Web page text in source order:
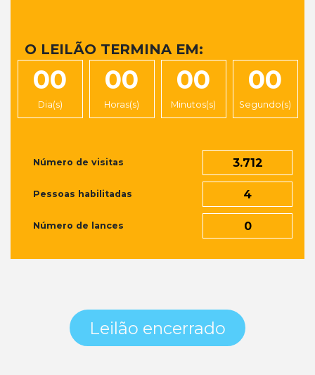
O LEILÃO TERMINA EM:
00
Dia(s)
00
Horas(s)
00
Minutos(s)
00
Segundo(s)
Número de visitas 3.712
Pessoas habilitadas 4
Número de lances 0
Leilão encerrado